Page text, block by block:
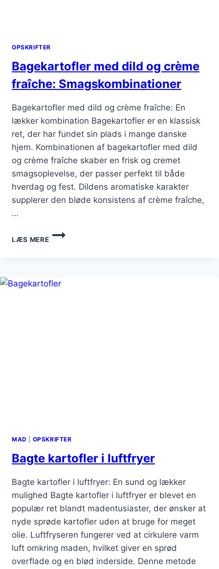
OPSKRIFTER
Bagekartofler med dild og crème
fraîche: Smagskombinationer
Bagekartofler med dild og crème fraîche: En
lækker kombination Bagekartofler er en klassisk
ret, der har fundet sin plads i mange danske
hjem. Kombinationen af bagekartofler med dild
og crème fraîche skaber en frisk og cremet
smagsoplevelse, der passer perfekt til både
hverdag og fest. Dildens aromatiske karakter
supplerer den bløde konsistens af crème fraîche,
…
LÆS MERE
BAGEKARTOFLER
MED
FRAÎCHE:
MAD OPSKRIFTER
Bagte kartofler i luftfryer
Bagte kartofler i luftfryer: En sund og lækker
mulighed Bagte kartofler i luftfryer er blevet en
populær ret blandt madentusiaster, der ønsker at
nyde sprøde kartofler uden at bruge for meget
olie. Luftfryseren fungerer ved at cirkulere varm
luft omkring maden, hvilket giver en sprød
overflade og en blød inderside. Denne metode